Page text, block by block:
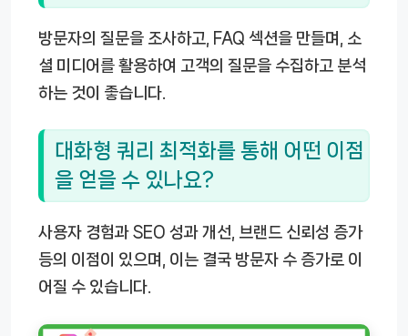
방문자의 질문을 조사하고, FAQ 섹션을 만들며, 소
셜 미디어를 활용하여 고객의 질문을 수집하고 분석
하는 것이 좋습니다.
대화형 쿼리 최적화를 통해 어떤 이점
을 얻을 수 있나요?
사용자 경험과 SEO 성과 개선, 브랜드 신뢰성 증가
등의 이점이 있으며, 이는 결국 방문자 수 증가로 이
어질 수 있습니다.